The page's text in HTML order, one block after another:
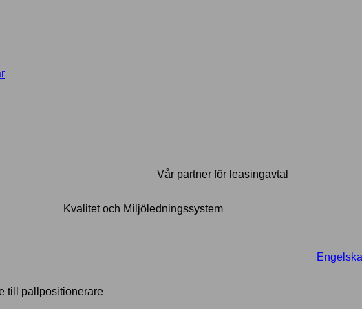
Vår partner för leasingavtal
Kvalitet och Miljöledningssystem
Engelska
till pallpositionerare